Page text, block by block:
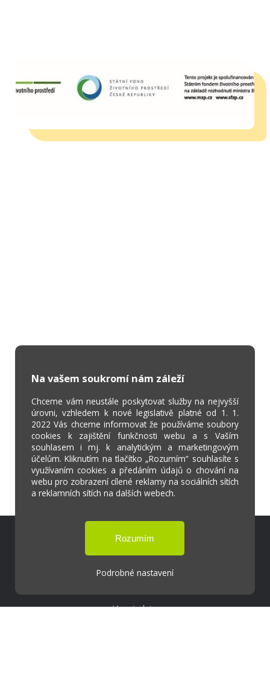
Na vašem soukromí nám záleží
Chceme vám neustále poskytovat služby na nejvyšší
úrovni, vzhledem k nové legislativě platné od 1. 1.
2022 Vás chceme informovat že používáme soubory
cookies k zajištění funkčnosti webu a s Vaším
souhlasem i mj. k analytickým a marketingovým
účelům. Kliknutím na tlačítko „Rozumím“ souhlasíte s
využívaním cookies a předáním údajů o chování na
webu pro zobrazení cílené reklamy na sociálních sítích
a reklamních sítích na dalších webech.
Podrobné nastavení
Škola Online
Strava.cz
Kontakty